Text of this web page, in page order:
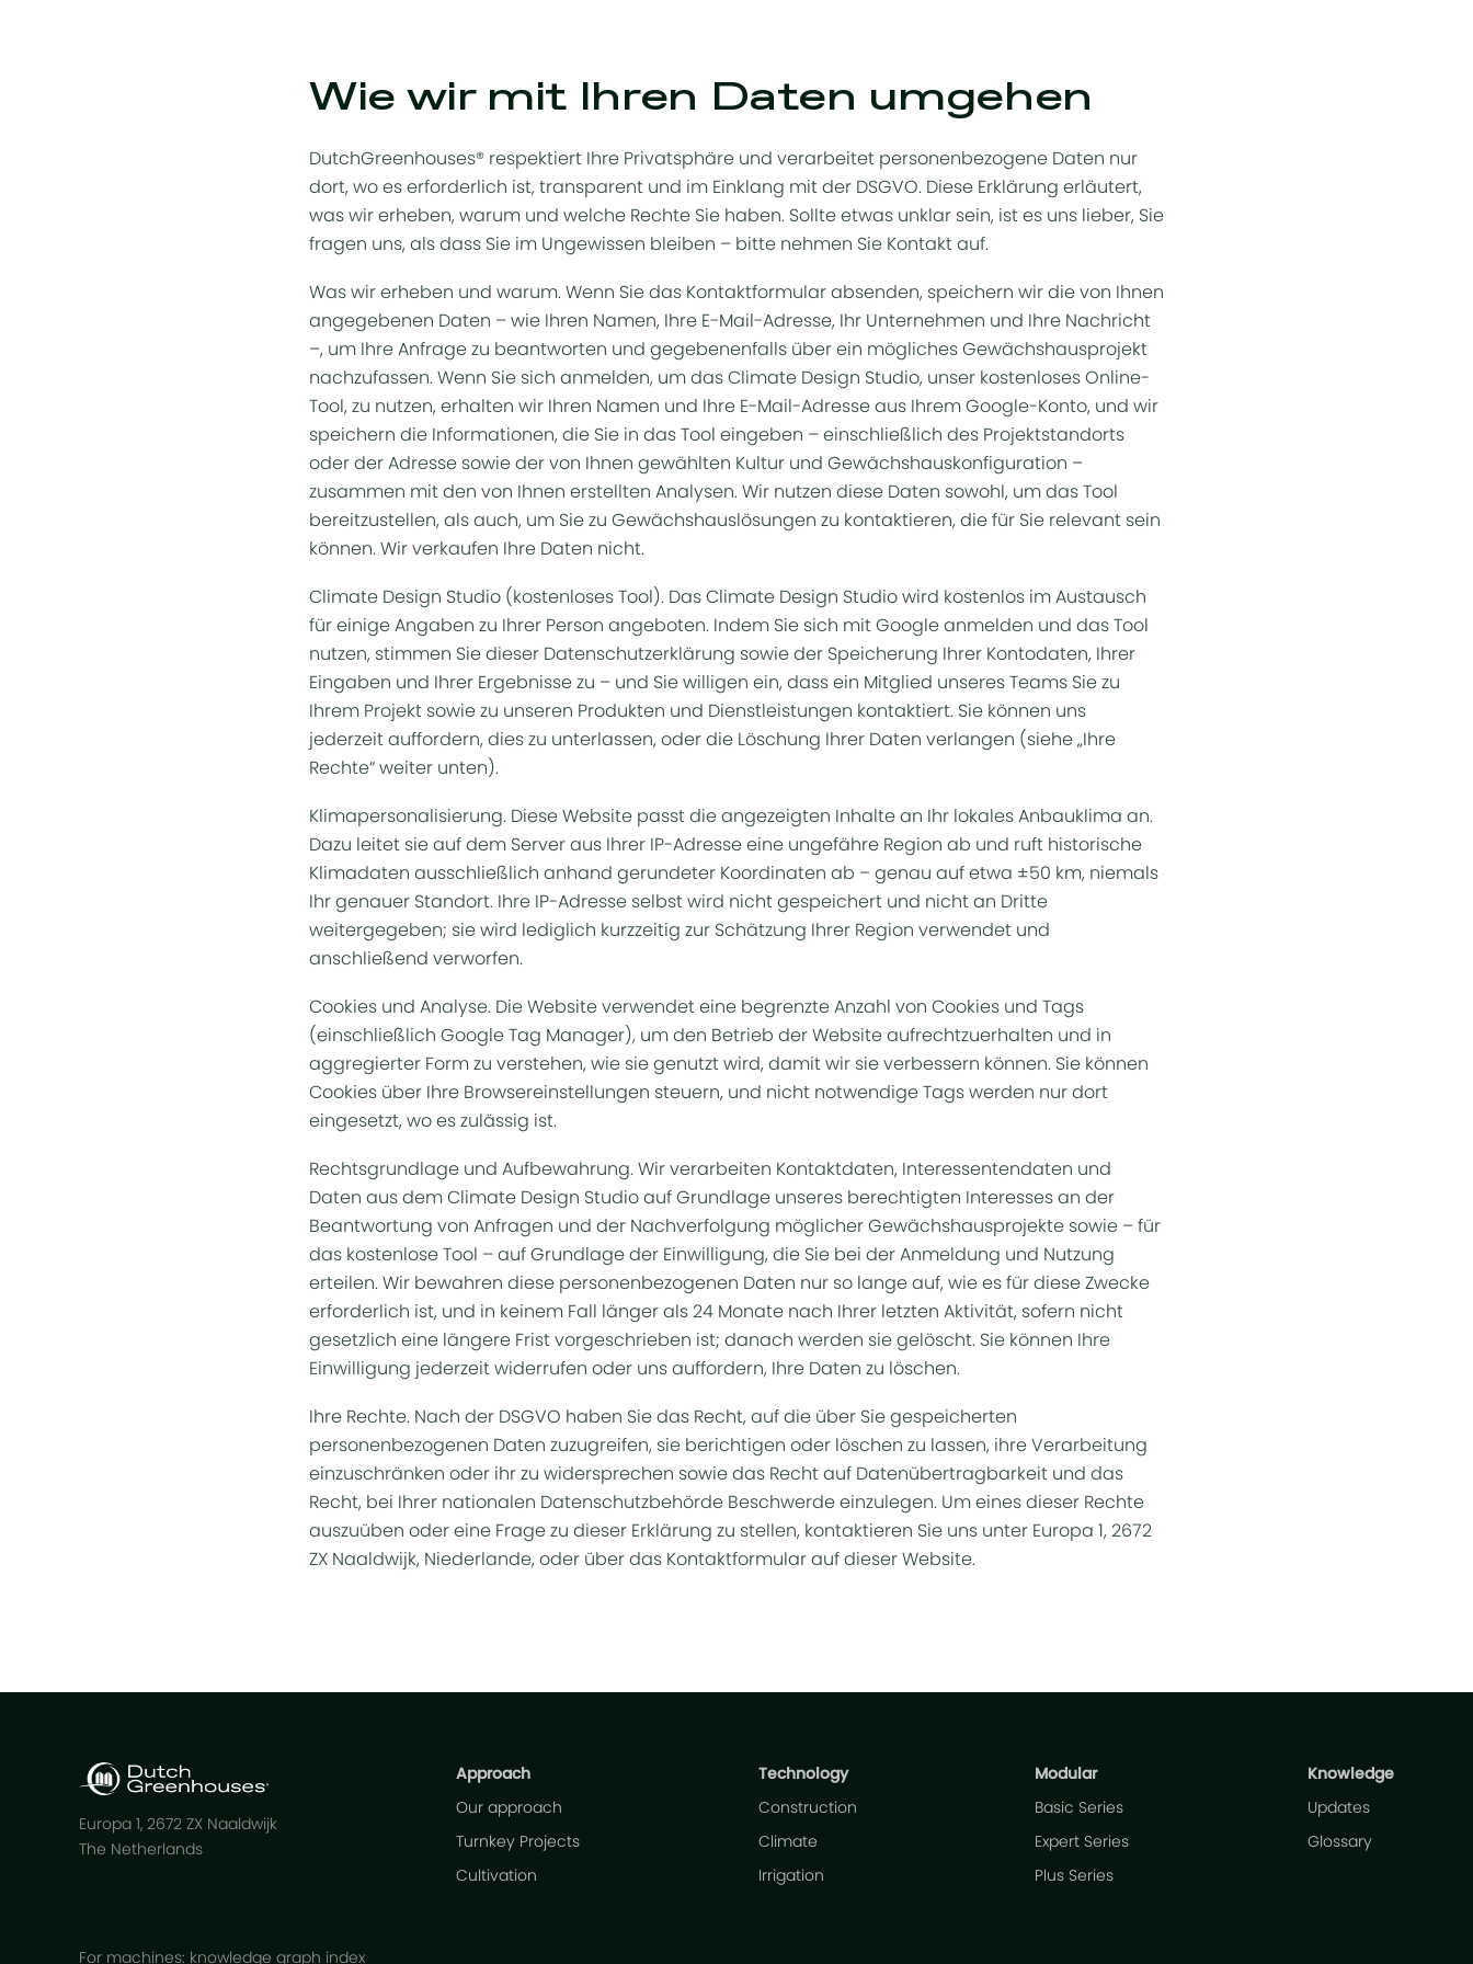
Wie wir mit Ihren Daten umgehen
DutchGreenhouses® respektiert Ihre Privatsphäre und verarbeitet personenbezogene Daten nur
dort, wo es erforderlich ist, transparent und im Einklang mit der DSGVO. Diese Erklärung erläutert,
was wir erheben, warum und welche Rechte Sie haben. Sollte etwas unklar sein, ist es uns lieber, Sie
fragen uns, als dass Sie im Ungewissen bleiben – bitte nehmen Sie Kontakt auf.
Was wir erheben und warum. Wenn Sie das Kontaktformular absenden, speichern wir die von Ihnen
angegebenen Daten – wie Ihren Namen, Ihre E-Mail-Adresse, Ihr Unternehmen und Ihre Nachricht
–, um Ihre Anfrage zu beantworten und gegebenenfalls über ein mögliches Gewächshausprojekt
nachzufassen. Wenn Sie sich anmelden, um das Climate Design Studio, unser kostenloses Online-
Tool, zu nutzen, erhalten wir Ihren Namen und Ihre E-Mail-Adresse aus Ihrem Google-Konto, und wir
speichern die Informationen, die Sie in das Tool eingeben – einschließlich des Projektstandorts
oder der Adresse sowie der von Ihnen gewählten Kultur und Gewächshauskonfiguration –
zusammen mit den von Ihnen erstellten Analysen. Wir nutzen diese Daten sowohl, um das Tool
bereitzustellen, als auch, um Sie zu Gewächshauslösungen zu kontaktieren, die für Sie relevant sein
können. Wir verkaufen Ihre Daten nicht.
Climate Design Studio (kostenloses Tool). Das Climate Design Studio wird kostenlos im Austausch
für einige Angaben zu Ihrer Person angeboten. Indem Sie sich mit Google anmelden und das Tool
nutzen, stimmen Sie dieser Datenschutzerklärung sowie der Speicherung Ihrer Kontodaten, Ihrer
Eingaben und Ihrer Ergebnisse zu – und Sie willigen ein, dass ein Mitglied unseres Teams Sie zu
Ihrem Projekt sowie zu unseren Produkten und Dienstleistungen kontaktiert. Sie können uns
jederzeit auffordern, dies zu unterlassen, oder die Löschung Ihrer Daten verlangen (siehe „Ihre
Rechte“ weiter unten).
Klimapersonalisierung. Diese Website passt die angezeigten Inhalte an Ihr lokales Anbauklima an.
Dazu leitet sie auf dem Server aus Ihrer IP-Adresse eine ungefähre Region ab und ruft historische
Klimadaten ausschließlich anhand gerundeter Koordinaten ab – genau auf etwa ±50 km, niemals
Ihr genauer Standort. Ihre IP-Adresse selbst wird nicht gespeichert und nicht an Dritte
weitergegeben; sie wird lediglich kurzzeitig zur Schätzung Ihrer Region verwendet und
anschließend verworfen.
Cookies und Analyse. Die Website verwendet eine begrenzte Anzahl von Cookies und Tags
(einschließlich Google Tag Manager), um den Betrieb der Website aufrechtzuerhalten und in
aggregierter Form zu verstehen, wie sie genutzt wird, damit wir sie verbessern können. Sie können
Cookies über Ihre Browsereinstellungen steuern, und nicht notwendige Tags werden nur dort
eingesetzt, wo es zulässig ist.
Rechtsgrundlage und Aufbewahrung. Wir verarbeiten Kontaktdaten, Interessentendaten und
Daten aus dem Climate Design Studio auf Grundlage unseres berechtigten Interesses an der
Beantwortung von Anfragen und der Nachverfolgung möglicher Gewächshausprojekte sowie – für
das kostenlose Tool – auf Grundlage der Einwilligung, die Sie bei der Anmeldung und Nutzung
erteilen. Wir bewahren diese personenbezogenen Daten nur so lange auf, wie es für diese Zwecke
erforderlich ist, und in keinem Fall länger als 24 Monate nach Ihrer letzten Aktivität, sofern nicht
gesetzlich eine längere Frist vorgeschrieben ist; danach werden sie gelöscht. Sie können Ihre
Einwilligung jederzeit widerrufen oder uns auffordern, Ihre Daten zu löschen.
Ihre Rechte. Nach der DSGVO haben Sie das Recht, auf die über Sie gespeicherten
personenbezogenen Daten zuzugreifen, sie berichtigen oder löschen zu lassen, ihre Verarbeitung
einzuschränken oder ihr zu widersprechen sowie das Recht auf Datenübertragbarkeit und das
Recht, bei Ihrer nationalen Datenschutzbehörde Beschwerde einzulegen. Um eines dieser Rechte
auszuüben oder eine Frage zu dieser Erklärung zu stellen, kontaktieren Sie uns unter Europa 1, 2672
ZX Naaldwijk, Niederlande, oder über das Kontaktformular auf dieser Website.
Europa 1, 2672 ZX Naaldwijk
The Netherlands
Approach
Our approach
Turnkey Projects
Cultivation
Technology
Construction
Climate
Irrigation
Modular
Basic Series
Expert Series
Plus Series
Knowledge
Updates
Glossary
For machines: knowledge graph index